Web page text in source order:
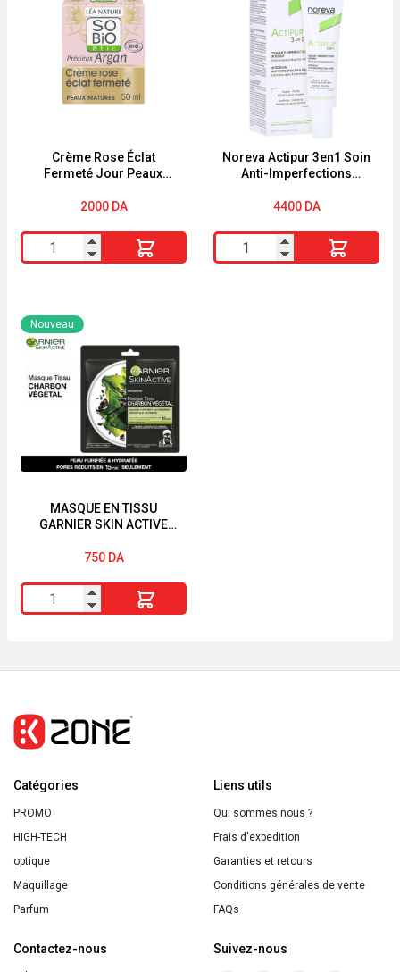
RÉTINOL
SÉRUM
Visage
Hydratant
ABRICOT
Sèches
Crème Rose Éclat
Fermeté Jour Peaux
Collagène végétal
2000 DA
quantité
de
Rose
Éclat
Jour
Huile
Collagène
végétal
Argan
Noreva Actipur 3en1 Soin
Anti-Imperfections
4400 DA
quantité
de
MASQUE EN TISSU
GARNIER SKIN ACTIVE
Nouveau
750 DA
quantité
de
GARNIER
SKIN
"CHARBON
VÉGÉTAL"
Catégories
PROMO
HIGH-TECH
optique
Maquillage
Parfum
Liens utils
Qui sommes nous ?
Frais d'expedition
Garanties et retours
Conditions générales de vente
FAQs
Contactez-nous Suivez-nous